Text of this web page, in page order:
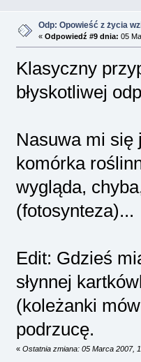
Odp: Opowieść z życia
« Odpowiedź #9 dnia: 05
Klasyczny
błyskotliwej
Nasuwa mi się
komórka
wygląda,
(fotosynteza)...
Edit: Gdzieś
słynnej
(koleżanki
podrzucę.
« Ostatnia zmiana: 05 Marca 2007,